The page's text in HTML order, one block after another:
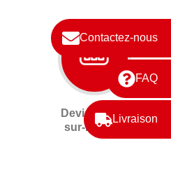
Contactez-nous
FAQ
Livraison
Devis gratuit
sur-mesure